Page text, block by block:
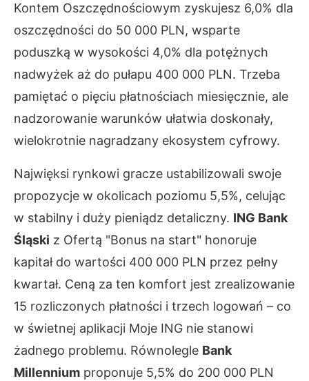
Kontem Oszczędnościowym zyskujesz 6,0% dla
oszczędności do 50 000 PLN, wsparte
poduszką w wysokości 4,0% dla potężnych
nadwyżek aż do pułapu 400 000 PLN. Trzeba
pamiętać o pięciu płatnościach miesięcznie, ale
nadzorowanie warunków ułatwia doskonały,
wielokrotnie nagradzany ekosystem cyfrowy.
Najwięksi rynkowi gracze ustabilizowali swoje
propozycje w okolicach poziomu 5,5%, celując
w stabilny i duży pieniądz detaliczny. ING Bank
Śląski z Ofertą "Bonus na start" honoruje
kapitał do wartości 400 000 PLN przez pełny
kwartał. Ceną za ten komfort jest zrealizowanie
15 rozliczonych płatności i trzech logowań – co
w świetnej aplikacji Moje ING nie stanowi
żadnego problemu. Równolegle Bank
Millennium proponuje 5,5% do 200 000 PLN